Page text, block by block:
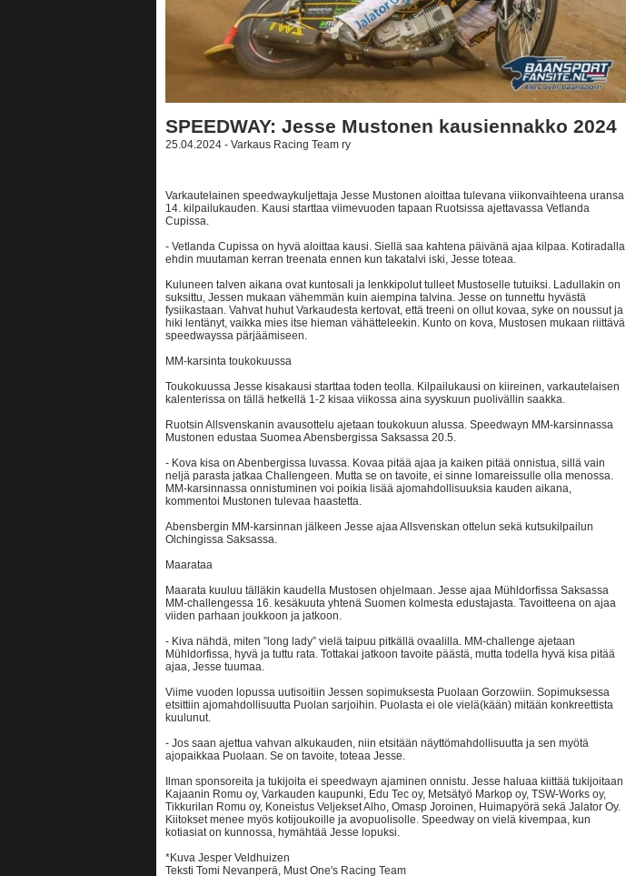
SPEEDWAY: Jesse Mustonen kausiennakko 2024
25.04.2024 - Varkaus Racing Team ry
Varkautelainen speedwaykuljettaja Jesse Mustonen aloittaa tulevana viikonvaihteena uransa
14. kilpailukauden. Kausi starttaa viimevuoden tapaan Ruotsissa ajettavassa Vetlanda
Cupissa.
- Vetlanda Cupissa on hyvä aloittaa kausi. Siellä saa kahtena päivänä ajaa kilpaa. Kotiradalla
ehdin muutaman kerran treenata ennen kun takatalvi iski, Jesse toteaa.
Kuluneen talven aikana ovat kuntosali ja lenkkipolut tulleet Mustoselle tutuiksi. Ladullakin on
suksittu, Jessen mukaan vähemmän kuin aiempina talvina. Jesse on tunnettu hyvästä
fysiikastaan. Vahvat huhut Varkaudesta kertovat, että treeni on ollut kovaa, syke on noussut ja
hiki lentänyt, vaikka mies itse hieman vähätteleekin. Kunto on kova, Mustosen mukaan riittävä
speedwayssa pärjäämiseen.
MM-karsinta toukokuussa
Toukokuussa Jesse kisakausi starttaa toden teolla. Kilpailukausi on kiireinen, varkautelaisen
kalenterissa on tällä hetkellä 1-2 kisaa viikossa aina syyskuun puolivällin saakka.
Ruotsin Allsvenskanin avausottelu ajetaan toukokuun alussa. Speedwayn MM-karsinnassa
Mustonen edustaa Suomea Abensbergissa Saksassa 20.5.
- Kova kisa on Abenbergissa luvassa. Kovaa pitää ajaa ja kaiken pitää onnistua, sillä vain
neljä parasta jatkaa Challengeen. Mutta se on tavoite, ei sinne lomareissulle olla menossa.
MM-karsinnassa onnistuminen voi poikia lisää ajomahdollisuuksia kauden aikana,
kommentoi Mustonen tulevaa haastetta.
Abensbergin MM-karsinnan jälkeen Jesse ajaa Allsvenskan ottelun sekä kutsukilpailun
Olchingissa Saksassa.
Maarataa
Maarata kuuluu tälläkin kaudella Mustosen ohjelmaan. Jesse ajaa Mühldorfissa Saksassa
MM-challengessa 16. kesäkuuta yhtenä Suomen kolmesta edustajasta. Tavoitteena on ajaa
viiden parhaan joukkoon ja jatkoon.
- Kiva nähdä, miten ”long lady” vielä taipuu pitkällä ovaalilla. MM-challenge ajetaan
Mühldorfissa, hyvä ja tuttu rata. Tottakai jatkoon tavoite päästä, mutta todella hyvä kisa pitää
ajaa, Jesse tuumaa.
Viime vuoden lopussa uutisoitiin Jessen sopimuksesta Puolaan Gorzowiin. Sopimuksessa
etsittiin ajomahdollisuutta Puolan sarjoihin. Puolasta ei ole vielä(kään) mitään konkreettista
kuulunut.
- Jos saan ajettua vahvan alkukauden, niin etsitään näyttömahdollisuutta ja sen myötä
ajopaikkaa Puolaan. Se on tavoite, toteaa Jesse.
Ilman sponsoreita ja tukijoita ei speedwayn ajaminen onnistu. Jesse haluaa kiittää tukijoitaan
Kajaanin Romu oy, Varkauden kaupunki, Edu Tec oy, Metsätyö Markop oy, TSW-Works oy,
Tikkurilan Romu oy, Koneistus Veljekset Alho, Omasp Joroinen, Huimapyörä sekä Jalator Oy.
Kiitokset menee myös kotijoukoille ja avopuolisolle. Speedway on vielä kivempaa, kun
kotiasiat on kunnossa, hymähtää Jesse lopuksi.
*Kuva Jesper Veldhuizen
Teksti Tomi Nevanperä, Must One's Racing Team